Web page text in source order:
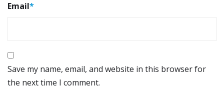
Email*
Save my name, email, and website in this browser for
the next time I comment.